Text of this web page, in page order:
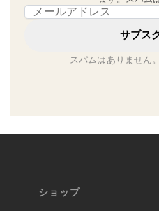
Email address
サブス
スパムはありません
ショップ